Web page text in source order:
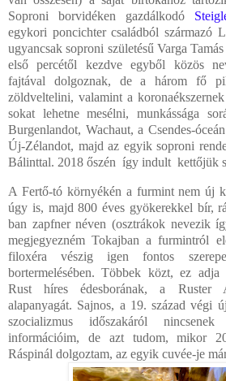
Soproni borvidéken gazdálkodó
egykori poncichter családból származó
ugyancsak soproni születésű Varga
első percétől kezdve egyből közös
fajtával dolgoznak, de a három fő
zöldveltelini, valamint a
sokat lehetne mesélni, munkássága
Burgenlandot, Wachaut, a Csendes-
Új-Zélandot, majd az egyik soproni
Bálinttal. 2018 őszén így indult kettőjük
A Fertő-tó környékén a furmint nem új
úgy is, majd 800 éves gyökerekkel bír,
ban zapfner néven (osztrákok nevezik
megjegyezném Tokajban a furmintról
filoxéra vészig igen fontos
bortermelésében. Többek közt, ez adja
Rust híres édesborának, a Ruster
alapanyagát. Sajnos, a 19. század végi
szocializmus időszakáról
információim, de azt tudom, mikor
Ráspinál dolgoztam, az egyik cuvée-je